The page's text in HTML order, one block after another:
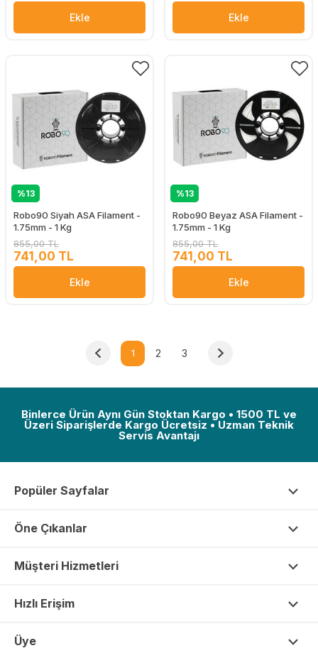
Ekle Ekle
%13
Robo90 Siyah ASA Filament -
1.75mm - 1 Kg
855,00 TL
741,00 TL
Ekle
%13
Robo90 Beyaz ASA Filament -
1.75mm - 1 Kg
855,00 TL
741,00 TL
Ekle
1 2 3
Binlerce Ürün Aynı Gün Stoktan Kargo • 1500 TL ve
Üzeri Siparişlerde Kargo Ücretsiz • Uzman Teknik
Servis Avantajı
Popüler Sayfalar
Öne Çıkanlar
Müşteri Hizmetleri
Hızlı Erişim
Üye